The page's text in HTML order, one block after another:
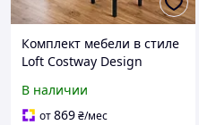
Комплект мебели в стиле
Loft Costway Design
стол-трансформер на
колесах со стульями и
В наличии
от869₴/мес